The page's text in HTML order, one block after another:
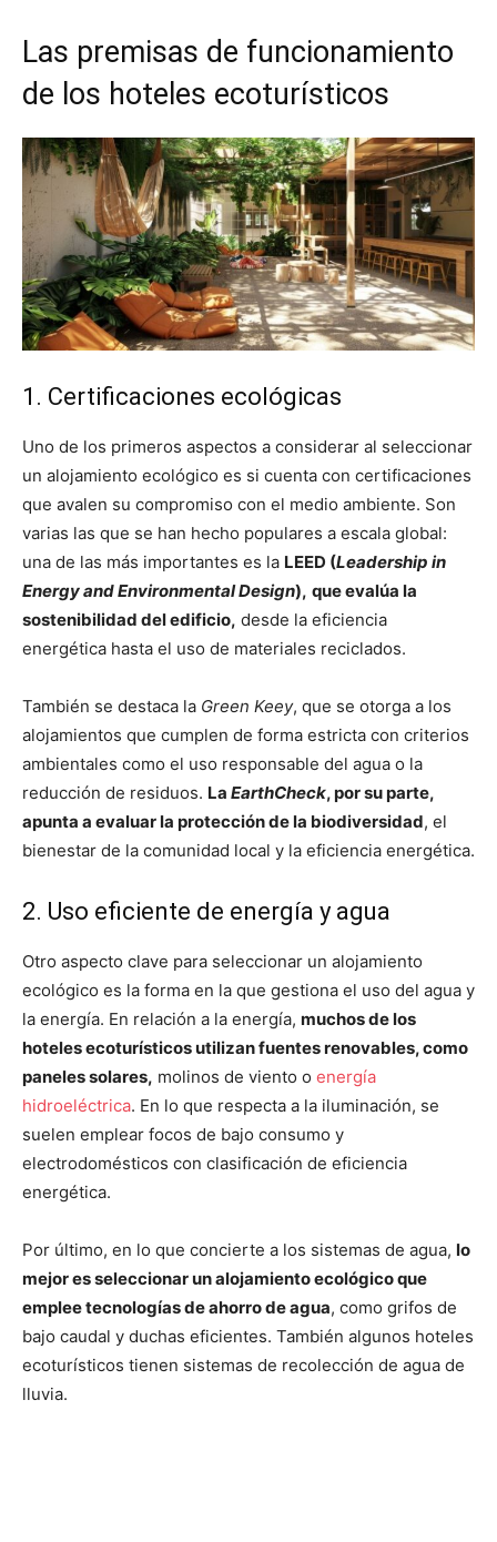
Las premisas de funcionamiento
de los hoteles ecoturísticos
1. Certificaciones ecológicas
Uno de los primeros aspectos a considerar al seleccionar
un alojamiento ecológico es si cuenta con certificaciones
que avalen su compromiso con el medio ambiente. Son
varias las que se han hecho populares a escala global:
una de las más importantes es la LEED (Leadership in
Energy and Environmental Design), que evalúa la
sostenibilidad del edificio, desde la eficiencia
energética hasta el uso de materiales reciclados.
También se destaca la Green Keey, que se otorga a los
alojamientos que cumplen de forma estricta con criterios
ambientales como el uso responsable del agua o la
reducción de residuos. La EarthCheck, por su parte,
apunta a evaluar la protección de la biodiversidad, el
bienestar de la comunidad local y la eficiencia energética.
2. Uso eficiente de energía y agua
Otro aspecto clave para seleccionar un alojamiento
ecológico es la forma en la que gestiona el uso del agua y
la energía. En relación a la energía, muchos de los
hoteles ecoturísticos utilizan fuentes renovables, como
paneles solares, molinos de viento o energía
hidroeléctrica. En lo que respecta a la iluminación, se
suelen emplear focos de bajo consumo y
electrodomésticos con clasificación de eficiencia
energética.
Por último, en lo que concierte a los sistemas de agua, lo
mejor es seleccionar un alojamiento ecológico que
emplee tecnologías de ahorro de agua, como grifos de
bajo caudal y duchas eficientes. También algunos hoteles
ecoturísticos tienen sistemas de recolección de agua de
lluvia.